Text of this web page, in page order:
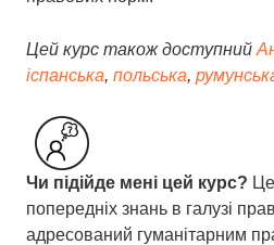
Цей курс також доступний
іспанська, польська,
Чи підійде мені цей курс?
попередніх знань в галузі
адресований гуманітарним